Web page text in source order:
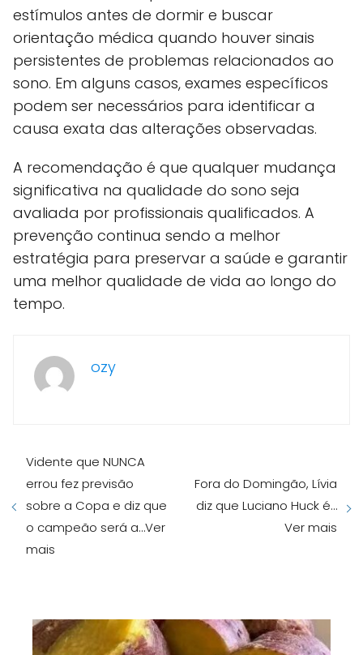
estímulos antes de dormir e buscar
orientação médica quando houver sinais
persistentes de problemas relacionados ao
sono. Em alguns casos, exames específicos
podem ser necessários para identificar a
causa exata das alterações observadas.
A recomendação é que qualquer mudança
significativa na qualidade do sono seja
avaliada por profissionais qualificados. A
prevenção continua sendo a melhor
estratégia para preservar a saúde e garantir
uma melhor qualidade de vida ao longo do
tempo.
ozy
Vidente que NUNCA
errou fez previsão
sobre a Copa e diz que
o campeão será a…Ver
mais
Fora do Domingão, Lívia
diz que Luciano Huck é…
Ver mais